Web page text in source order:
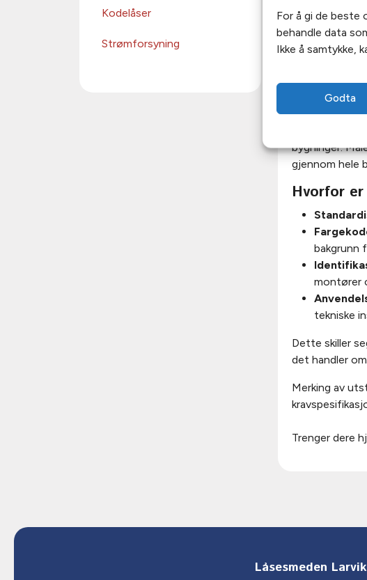
For å gi de beste
behandle data
Ikke å samtykke,
Godta
Kodelåser
Strømforsyning
Begrepet
for merking
VVS, og
Hva
TFM er en
bygninger.
gjennom hele
Hvorfor
bakgrunn
montører
tekniske
Dette skiller
det handler
Merking av
Trenger dere
Låsesmeden